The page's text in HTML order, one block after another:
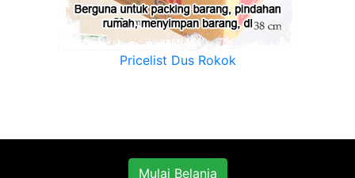
Pricelist Dus Rokok
Mulai Belanja